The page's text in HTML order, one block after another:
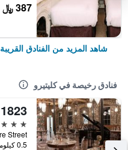
387 ﷼
شاهد المزيد من الفنادق القريبة
فنادق رخيصة في كليتيرو
3 نجوم
0.5 كيلومتر عن وسط المدينة